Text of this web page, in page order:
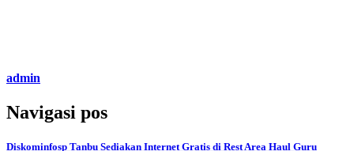
admin
Navigasi pos
Diskominfosp Tanbu Sediakan Internet Gratis di Rest Area Haul Guru